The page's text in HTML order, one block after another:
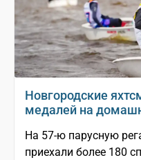
Новгородские
медалей на
На 57-ю парусную
приехали более 180